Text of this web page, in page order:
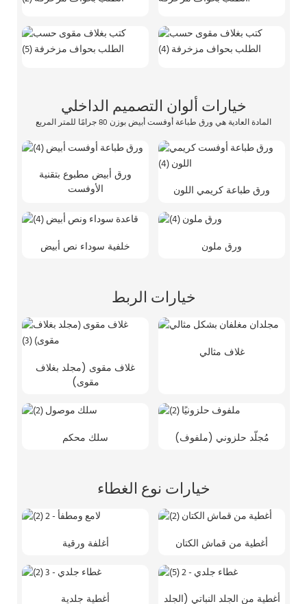
خيارات ألوان التصميم الداخلي
المادة العادية هي ورق طباعة أوفست أبيض بوزن 80 جرامًا للمتر المربع
ورق أبيض مطبوع بتقنية
الأوفست
ورق طباعة كريمي اللون
خلفية سوداء نص أبيض ورق ملون
خيارات الربط
غلاف مقوى (مجلد بغلاف
مقوى)
غلاف مثالي
سلك محكم مُجلّد حلزوني (ملفوف)
خيارات نوع الغطاء
أغلفة ورقية أغطية من قماش الكتان
أغطية جلدية أغطية من الجلد النباتي (الجلد